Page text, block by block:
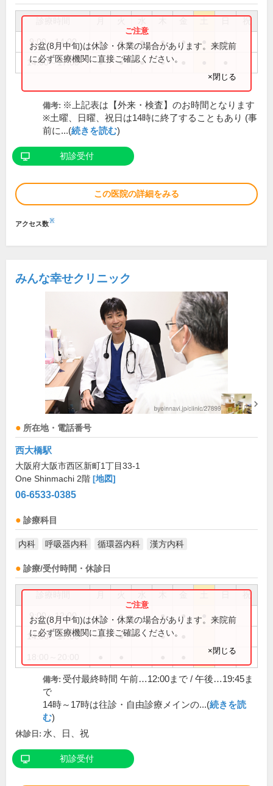
祝
9:00～14:00 ● ● ● ● ● ●
14:00～17:00 ● ● ● ●
お盆(8月中旬)は休診・休業の場合があります。来院前
に必ず医療機関に直接ご確認ください。
×閉じる
備考: ※上記表は【外来・検査】のお時間となります
※土曜、日曜、祝日は14時に終了することもあり (事
前に...(続きを読む)
初診受付
この医院の詳細をみる
アクセス数※
みんな幸せクリニック
所在地・電話番号
西大橋駅
大阪府大阪市西区新町1丁目33-1
One Shinmachi 2階 [地図]
06-6533-0385
診療科目
内科 呼吸器内科 循環器内科 漢方内科
診療/受付時間・休診日
祝
9:00～12:00 ● ● ● ●
14:00～17:00 ● ● ●
お盆(8月中旬)は休診・休業の場合があります。来院前
に必ず医療機関に直接ご確認ください。
×閉じる
備考: 受付最終時間 午前…12:00まで / 午後…19:45ま
で
14時～17時は往診・自由診療メインの...(続きを読
む)
休診日: 水、日、祝
初診受付